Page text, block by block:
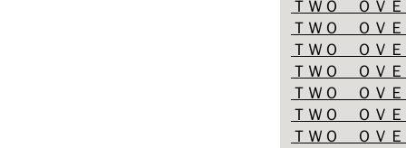
ＴＷＯ ＯＶ
ＴＷＯ ＯＶ
ＴＷＯ ＯＶ
ＴＷＯ ＯＶ
ＴＷＯ ＯＶ
ＴＷＯ ＯＶ
ＴＷＯ ＯＶ